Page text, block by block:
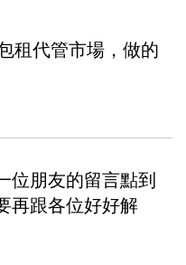
租代管市場，做的
位朋友的留言點到
再跟各位好好解